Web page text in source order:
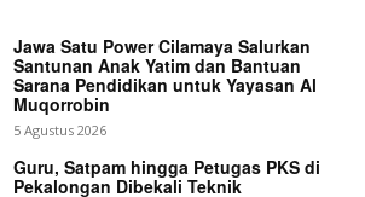
Jawa Satu Power Cilamaya Salurkan
Santunan Anak Yatim dan Bantuan
Sarana Pendidikan untuk Yayasan Al
Muqorrobin
5 Agustus 2026
Guru, Satpam hingga Petugas PKS di
Pekalongan Dibekali Teknik